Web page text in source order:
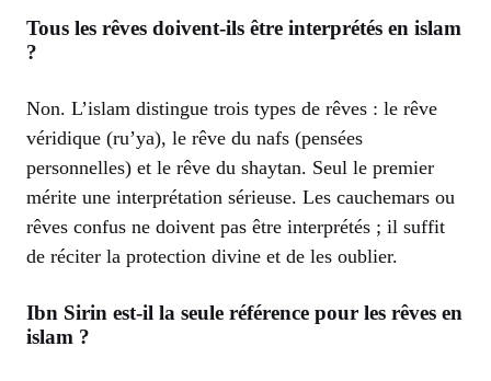
Tous les rêves doivent-ils être interprétés en islam
?
Non. L’islam distingue trois types de rêves : le rêve
véridique (ru’ya), le rêve du nafs (pensées
personnelles) et le rêve du shaytan. Seul le premier
mérite une interprétation sérieuse. Les cauchemars ou
rêves confus ne doivent pas être interprétés ; il suffit
de réciter la protection divine et de les oublier.
Ibn Sirin est-il la seule référence pour les rêves en
islam ?